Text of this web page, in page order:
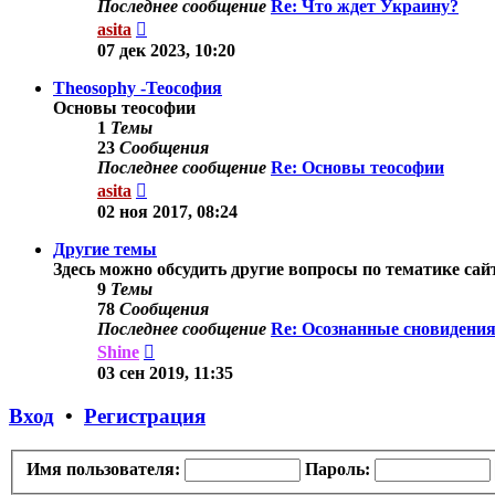
Последнее сообщение Re: Что ждет Украину?
asita
к
сообщению
07 дек 2023, 10:20
Theosophy -Теософия
Основы теософии
1 Темы
23 Сообщения
Последнее сообщение Re: Основы теософии
asita
к
сообщению
02 ноя 2017, 08:24
Другие темы
Здесь можно обсудить другие вопросы по тематике
9 Темы
78 Сообщения
Последнее сообщение Re: Осознанные
Shine
к
03 сен 2019, 11:35
Вход • Регистрация
Имя пользователя: Пароль: